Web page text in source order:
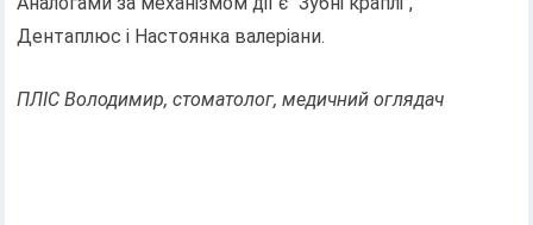
Дентаплюс і Настоянка валеріани.
ПЛІС Володимир, стоматолог, медичний оглядач